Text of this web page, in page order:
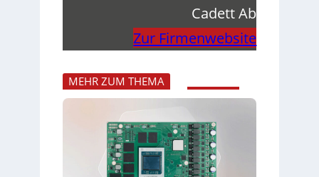
Cadett Ab
Zur Firmenwebsite
MEHR ZUM THEMA